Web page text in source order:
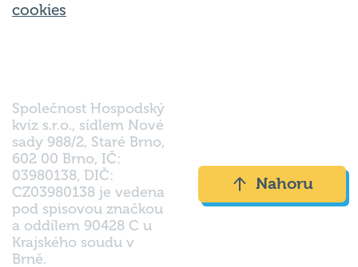
cookies
Společnost Hospodský
kvíz s.r.o., sídlem Nové
sady 988/2, Staré Brno,
602 00 Brno, IČ:
03980138, DIČ:
CZ03980138 je vedena
pod spisovou značkou
a oddílem 90428 C u
Krajského soudu v
Brně.
Nahoru